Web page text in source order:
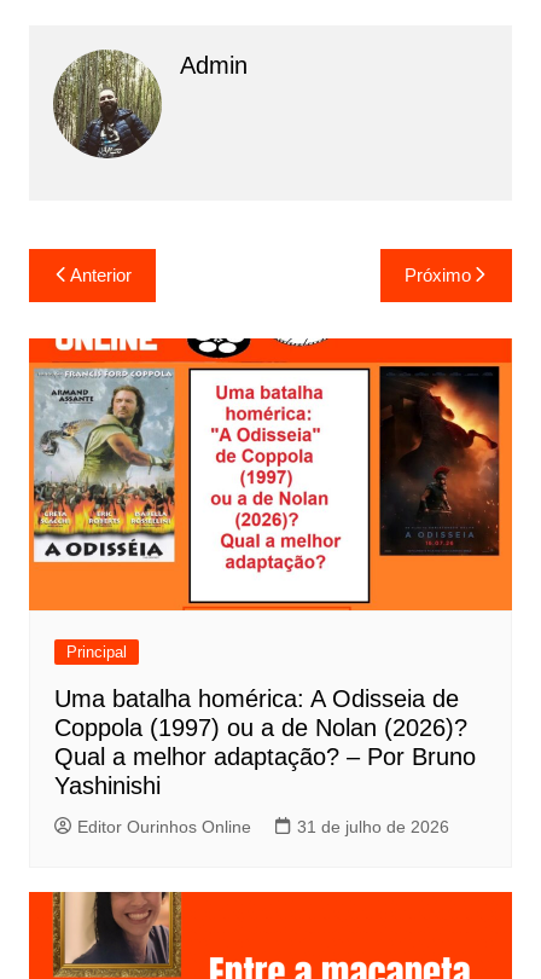
Admin
a
v
e
g
a
ç
ã
o
d
Anterior Próximo
Principal
Uma batalha homérica: A Odisseia de
Coppola (1997) ou a de Nolan (2026)?
Qual a melhor adaptação? – Por Bruno
Yashinishi
Editor Ourinhos Online 31 de julho de 2026